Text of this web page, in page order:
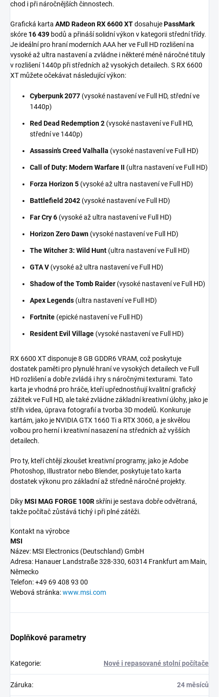
chod i při náročnějších činnostech.
Grafická karta AMD Radeon RX 6600 XTdosahujePassMark
skóre 16 439 bodů a přináší solidní výkon v kategorii střední třídy.
Je ideální pro hraní moderních AAA her ve Full HD rozlišení na
vysoké až ultra nastavení a zvládne i některé méně náročné tituly
v rozlišení 1440p při středních až vysokých detailech. S RX 6600
XT můžete očekávat následující výkon:
Cyberpunk 2077 (vysoké nastavení ve Full HD, střední ve
1440p)
Red Dead Redemption 2 (vysoké nastavení ve Full HD,
střední ve 1440p)
Assassin's Creed Valhalla (vysoké nastavení ve Full HD)
Call of Duty: Modern Warfare II (ultra nastavení ve Full HD)
Forza Horizon 5 (vysoké až ultra nastavení ve Full HD)
Battlefield 2042 (vysoké nastavení ve Full HD)
Far Cry 6 (vysoké až ultra nastavení ve Full HD)
Horizon Zero Dawn (vysoké nastavení ve Full HD)
The Witcher 3: Wild Hunt (ultra nastavení ve Full HD)
GTA V (vysoké až ultra nastavení ve Full HD)
Shadow of the Tomb Raider (vysoké nastavení ve Full HD)
Apex Legends (ultra nastavení ve Full HD)
Fortnite (epické nastavení ve Full HD)
Resident Evil Village (vysoké nastavení ve Full HD)
RX 6600 XT disponuje 8 GB GDDR6 VRAM, což poskytuje
dostatek paměti pro plynulé hraní ve vysokých detailech ve Full
HD rozlišení a dobře zvládá i hry s náročnými texturami. Tato
karta je vhodná pro hráče, kteří upřednostňují kvalitní grafický
zážitek ve Full HD, ale také zvládne základní kreativní úlohy, jako je
střih videa, úprava fotografií a tvorba 3D modelů. Konkuruje
kartám, jako je NVIDIA GTX 1660 Ti a RTX 3060, a je skvělou
volbou pro herní i kreativní nasazení na středních až vyšších
detailech.
Pro ty, kteří chtějí zkoušet kreativní programy, jako je Adobe
Photoshop, Illustrator nebo Blender, poskytuje tato karta
dostatek výkonu pro základní až středně náročné projekty.
DíkyMSI MAG FORGE 100Rskříni je sestava dobře odvětraná,
takže počítač zůstává tichý i při plné zátěži.
Kontakt na výrobce
MSI
Název: MSI Electronics (Deutschland) GmbH
Adresa: Hanauer Landstraße 328-330, 60314 Frankfurt am Main,
Německo
Telefon: +49 69 408 93 00
Webová stránka:www.msi.com
Doplňkové parametry
Kategorie: Nové i repasované stolní počítače
Záruka: 24 měsíců